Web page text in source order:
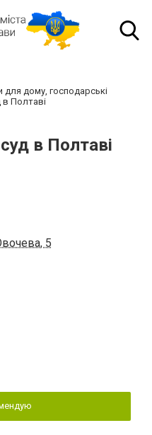
дому, господарські
Полтаві
в Полтаві
5